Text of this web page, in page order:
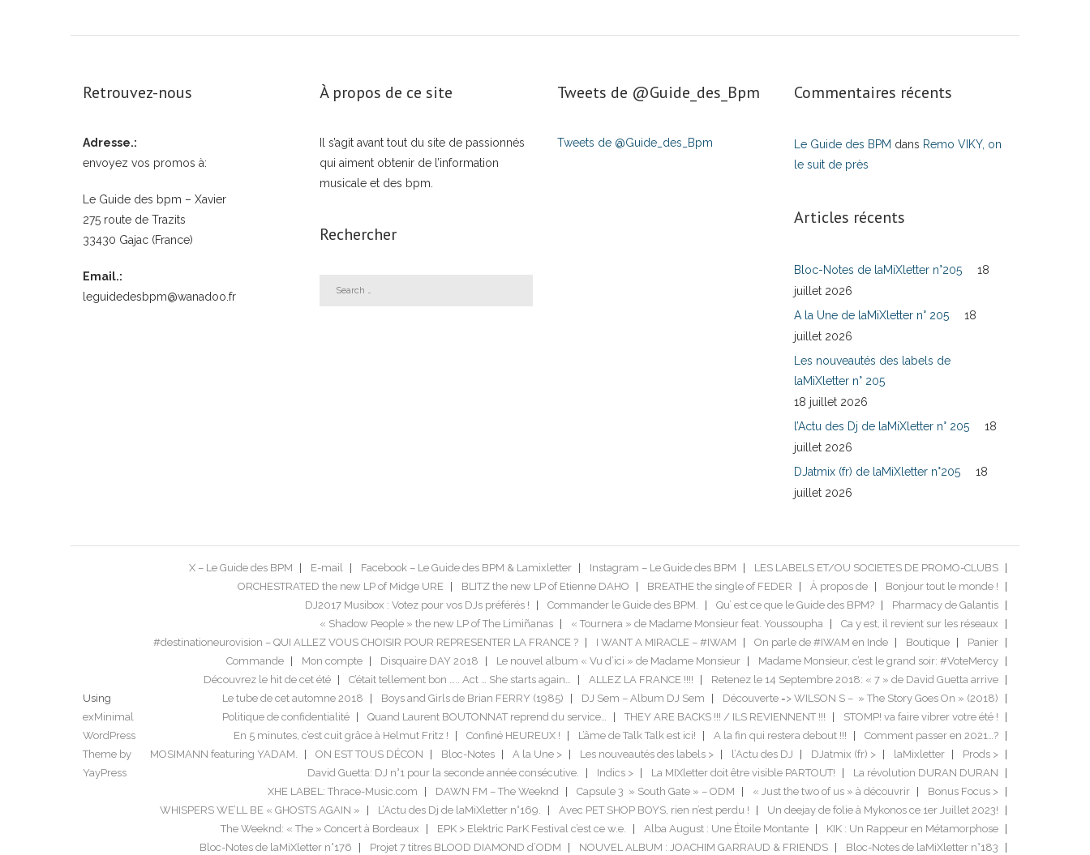
Retrouvez-nous
Adresse.:
envoyez vos promos à:
Le Guide des bpm – Xavier
275 route de Trazits
33430 Gajac (France)
Email.:
leguidedesbpm@wanadoo.fr
À propos de ce site
Il s’agit avant tout du site de passionnés
qui aiment obtenir de l’information
musicale et des bpm.
Rechercher
Tweets de ‎@Guide_des_Bpm
Tweets de @Guide_des_Bpm
Commentaires récents
Le Guide des BPM dans Remo VIKY, on
le suit de près
Articles récents
Bloc-Notes de laMiXletter n°205
18
juillet 2026
A la Une de laMiXletter n° 205
18
juillet 2026
Les nouveautés des labels de
laMiXletter n° 205
18 juillet 2026
l’Actu des Dj de laMiXletter n° 205
18
juillet 2026
DJatmix (fr) de laMiXletter n°205
18
juillet 2026
Using
exMinimal
WordPress
Theme by
YayPress
X – Le Guide des BPM E-mail Facebook – Le Guide des BPM & Lamixletter Instagram – Le Guide des BPM
LES LABELS ET/OU SOCIETES DE PROMO-CLUBS
ORCHESTRATED the new LP of Midge URE
BLITZ the new LP of Etienne DAHO BREATHE the single of FEDER À propos de
Bonjour tout le monde !
DJ2017 Musibox : Votez pour vos DJs préférés !
Commander le Guide des BPM. Qu’ est ce que le Guide des BPM?
Pharmacy de Galantis
« Shadow People » the new LP of The Limiñanas
« Tournera » de Madame Monsieur feat. Youssoupha
Ca y est, il revient sur les réseaux
#destinationeurovision – QUI ALLEZ VOUS CHOISIR POUR REPRESENTER LA FRANCE ?
I WANT A MIRACLE – #IWAM On parle de #IWAM en Inde Boutique
Panier
Commande
Mon compte Disquaire DAY 2018 Le nouvel album « Vu d’ici » de Madame Monsieur
Madame Monsieur, c’est le grand soir: #VoteMercy
Découvrez le hit de cet été
C’était tellement bon ….. Act … She starts again… ALLEZ LA FRANCE !!!!
Retenez le 14 Septembre 2018: « 7 » de David Guetta arrive
Le tube de cet automne 2018
Boys and Girls de Brian FERRY (1985) DJ Sem – Album DJ Sem
Découverte => WILSON S – » The Story Goes On » (2018)
Politique de confidentialité
Quand Laurent BOUTONNAT reprend du service… THEY ARE BACKS !!! / ILS REVIENNENT !!!
STOMP! va faire vibrer votre été !
En 5 minutes, c’est cuit grâce à Helmut Fritz !
Confiné HEUREUX ! L’âme de Talk Talk est ici! A la fin qui restera debout !!!
Comment passer en 2021…?
MOSIMANN featuring YADAM.
ON EST TOUS DÉCON Bloc-Notes A la Une > Les nouveautés des labels > l’Actu des DJ DJatmix (fr) > laMixletter
Prods >
David Guetta: DJ n°1 pour la seconde année consécutive.
Indics > La MIXletter doit être visible PARTOUT!
La révolution DURAN DURAN
XHE LABEL: Thrace-Music.com
DAWN FM – The Weeknd Capsule 3 » South Gate » – ODM « Just the two of us » à découvrir
Bonus Focus >
WHISPERS WE’LL BE « GHOSTS AGAIN »
L’Actu des Dj de laMiXletter n°169. Avec PET SHOP BOYS, rien n’est perdu !
Un deejay de folie à Mykonos ce 1er Juillet 2023!
The Weeknd: « The » Concert à Bordeaux
EPK > Elektric ParK Festival c’est ce w.e. Alba August : Une Étoile Montante
KIK : Un Rappeur en Métamorphose
Bloc-Notes de laMiXletter n°176
Projet 7 titres BLOOD DIAMOND d’ODM NOUVEL ALBUM : JOACHIM GARRAUD & FRIENDS Bloc-Notes de laMiXletter n°183